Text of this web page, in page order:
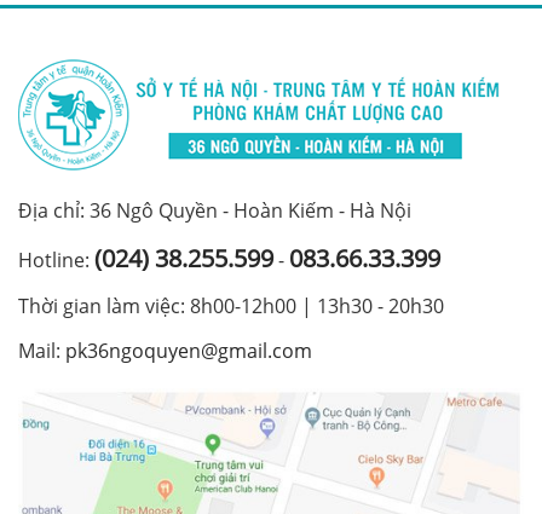
Địa chỉ: 36 Ngô Quyền - Hoàn Kiếm - Hà Nội
Hotline: (024) 38.255.599- 083.66.33.399
Thời gian làm việc: 8h00-12h00 | 13h30 - 20h30
Mail: pk36ngoquyen@gmail.com